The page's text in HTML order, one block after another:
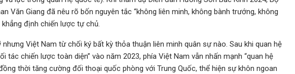
Văn Giang đã nêu rõ bốn nguyên tắc “không liên minh, không bành trướng, không
khẳng định chiến lược tự chủ.
Việt Nam từ chối ký bất kỳ thỏa thuận liên minh quân sự nào. Sau khi quan hệ
tác chiến lược toàn diện” vào năm 2023, phía Việt Nam vẫn nhấn mạnh “quan hệ
thời tăng cường đối thoại quốc phòng với Trung Quốc, thể hiện sự khôn ngoan